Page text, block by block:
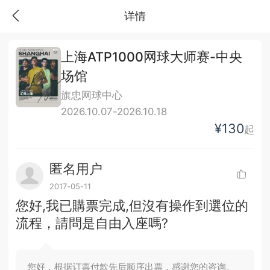
详情
上海ATP1000网球大师赛-中央
场馆
旗忠网球中心
2026.10.07-2026.10.18
¥130起
匿名用户
2017-05-11
您好,我已購票完成,但沒有操作到選位的
流程，請問是自由入座嗎?
您好，根据订票付款先后顺序出票，感谢您的咨询。